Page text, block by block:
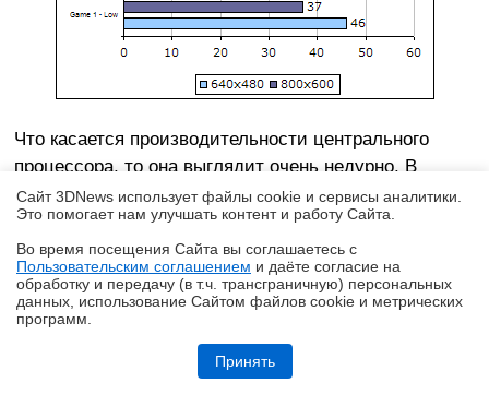
Обзор игрового QD-OLED WQHD-монитора Acer Predator X27U W1:
Что касается производительности центрального
процессора, то она выглядит очень недурно. В
частности, это хорошо видно на результатах сжатия
файла с почтовыми сообщениями при помощи
WinACE:
Сайт 3DNews использует файлы cookie и сервисы аналитики.
Это помогает нам улучшать контент и работу Cайта.
Во время посещения Cайта вы соглашаетесь с
Пользовательским соглашением и даёте согласие на
обработку и передачу (в т.ч. трансграничную) персональных
данных, использование Cайтом файлов cookie и метрических
программ.
Принять